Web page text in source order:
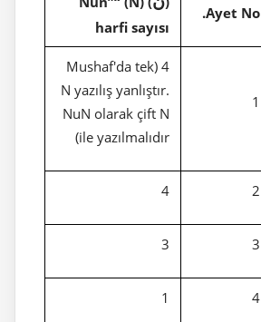
Ayet No.
harfi sayısı
1
4 (Mushaf'da tek
N yazılış yanlıştır.
NuN olarak çift N
ile yazılmalıdır)
2
4
3
3
4
1